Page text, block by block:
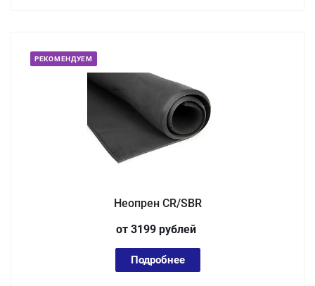
РЕКОМЕНДУЕМ
Неопрен СR/SBR
от 3199 рублей
Подробнее